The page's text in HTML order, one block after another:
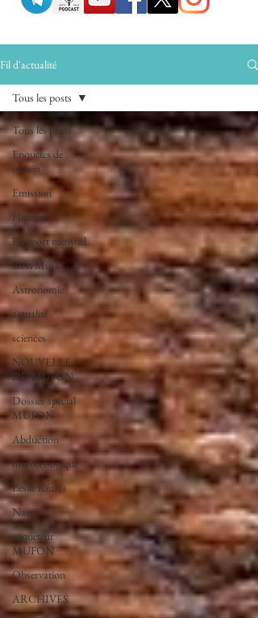
Fil d'actualité
Tous les posts
Enquêtes de
terrain
Emission
Histoire
Rapport mensuel
Elon Musk
Astronomie
actualité
sciences
NOUVELLE
DU MUFON
Dossier spécial
MUFON
Abduction
mufon belgique
Leslie Kean's
Nasa
enqueteur
MUFON
Observation
ARCHIVES
Tous les posts